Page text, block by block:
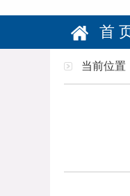
首
当前位置